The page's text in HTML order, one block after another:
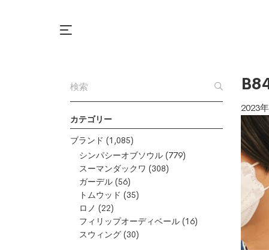
カテゴリー
ブランド (1,085)
シンパシーオブソウル (779)
スーマンダックワ (308)
ガーデル (56)
トムウッド (35)
ロノ (22)
フィリップオーディベール (16)
スウィング (30)
2023